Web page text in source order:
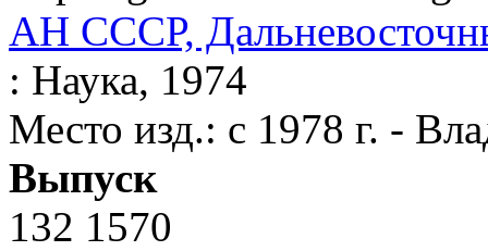
АН СССР,
: Наука, 1974
Место изд.: с 1978 г. -
Выпуск
132 1570